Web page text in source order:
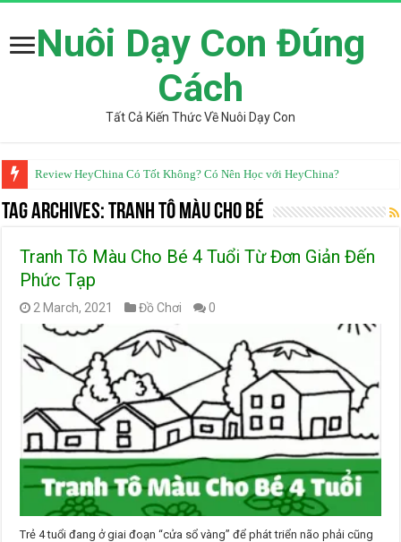
Nuôi Dạy Con Đúng
Cách
Tất Cả Kiến Thức Về Nuôi Dạy Con
Review HeyChina Có Tốt Không? Có Nên Học với HeyChina?
Tag Archives:tranh tô màu cho bé
Tranh Tô Màu Cho Bé 4 Tuổi Từ Đơn Giản Đến
Phức Tạp
2 March, 2021 Đồ Chơi 0
Trẻ 4 tuổi đang ở giai đoạn “cửa sổ vàng” để phát triển não phải cũng